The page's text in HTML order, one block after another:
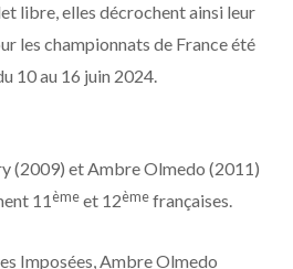
libre, elles décrochent ainsi leur
les championnats de France été
10 au 16 juin 2024.
(2009) et Ambre Olmedo (2011)
11èmeet 12èmefrançaises.
Imposées, Ambre Olmedo